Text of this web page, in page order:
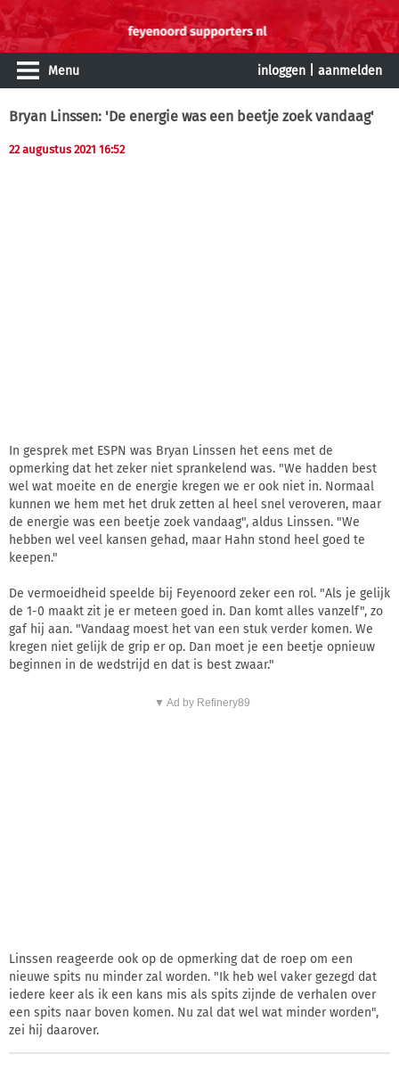
Menu inloggen aanmelden
Bryan Linssen: 'De energie was een beetje zoek vandaag'
22 augustus 2021 16:52
In gesprek met ESPN was Bryan Linssen het eens met de
opmerking dat het zeker niet sprankelend was. "We hadden best
wel wat moeite en de energie kregen we er ook niet in. Normaal
kunnen we hem met het druk zetten al heel snel veroveren, maar
de energie was een beetje zoek vandaag", aldus Linssen. "We
hebben wel veel kansen gehad, maar Hahn stond heel goed te
keepen."
De vermoeidheid speelde bij Feyenoord zeker een rol. "Als je gelijk
de 1-0 maakt zit je er meteen goed in. Dan komt alles vanzelf", zo
gaf hij aan. "Vandaag moest het van een stuk verder komen. We
kregen niet gelijk de grip er op. Dan moet je een beetje opnieuw
beginnen in de wedstrijd en dat is best zwaar."
▼ Ad by Refinery89
Linssen reageerde ook op de opmerking dat de roep om een
nieuwe spits nu minder zal worden. "Ik heb wel vaker gezegd dat
iedere keer als ik een kans mis als spits zijnde de verhalen over
een spits naar boven komen. Nu zal dat wel wat minder worden",
zei hij daarover.